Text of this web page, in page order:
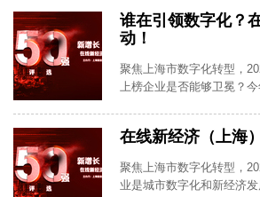
谁在引领数字化？
动！
聚焦上海市数字化转型，
上榜企业是否能够卫冕？
在线新经济（上海
聚焦上海市数字化转型，
业是城市数字化和新经济